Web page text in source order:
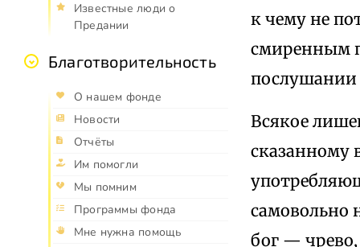
Известные люди о
Предании
Благотворительность
О нашем фонде
Новости
Отчёты
Им помогли
Мы помним
Программы фонда
Мне нужна помощь
к чему не
смиренным
послушании
Всякое
сказанному
самовольно
бог —